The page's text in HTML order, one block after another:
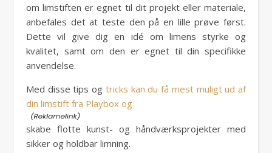
om limstiften er egnet til dit projekt eller materiale,
anbefales det at teste den på en lille prøve først.
Dette vil give dig en idé om limens styrke og
kvalitet, samt om den er egnet til din specifikke
anvendelse.
Med disse tips og tricks kan du få mest muligt ud af
din limstift fra Playbox og
skabe flotte kunst- og håndværksprojekter med
sikker og holdbar limning.